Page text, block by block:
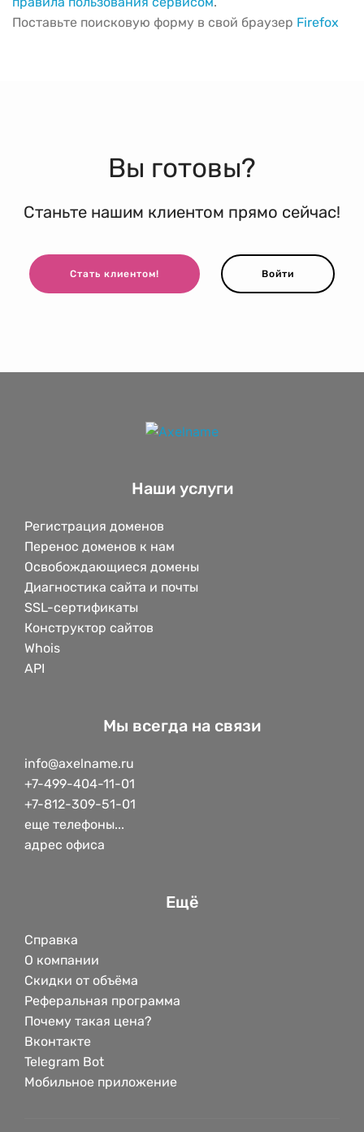
Поставьте поисковую форму в свой браузер Firefox
Вы готовы?
Станьте нашим клиентом прямо сейчас!
Стать клиентом! Войти
Наши услуги
Регистрация доменов
Перенос доменов к нам
Освобождающиеся домены
Диагностика сайта и почты
SSL-сертификаты
Конструктор сайтов
Whois
API
Мы всегда на связи
info@axelname.ru
+7-499-404-11-01
+7-812-309-51-01
еще телефоны...
адрес офиса
Ещё
Справка
О компании
Скидки от объёма
Реферальная программа
Почему такая цена?
Вконтакте
Telegram Bot
Мобильное приложение